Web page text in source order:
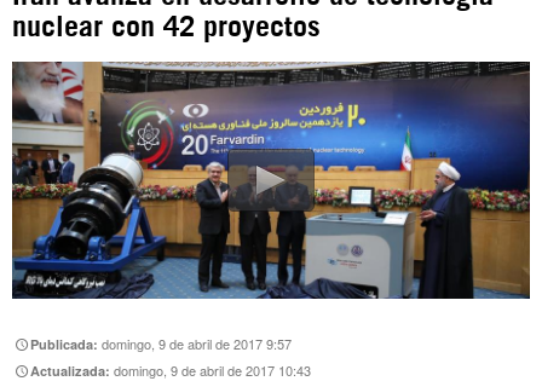
WhatsApp y Viber: +98 921 79 29 404
https://www.facebook.com/Nexolatino.Canal
nuclear con 42 proyectos
Publicada:domingo, 9 de abril de 2017 9:57
Actualizada:domingo, 9 de abril de 2017 10:43